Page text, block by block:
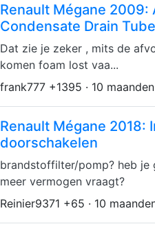
Renault Mégane 2009:
Condensate Drain
Dat zie je zeker , mits de
komen foam lost vaa...
frank777 +1395 · 10
Renault Mégane 2018:
doorschakelen
brandstoffilter/pomp? heb je
meer vermogen vraagt?
Reinier9371 +65 · 10